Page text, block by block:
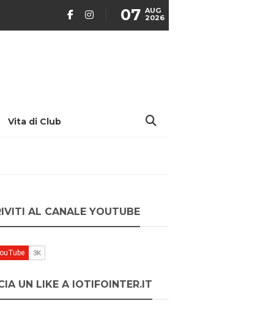
07 AUG
2026
Vita di Club
AL CANALE YOUTUBE
UN LIKE A IOTIFOINTER.IT